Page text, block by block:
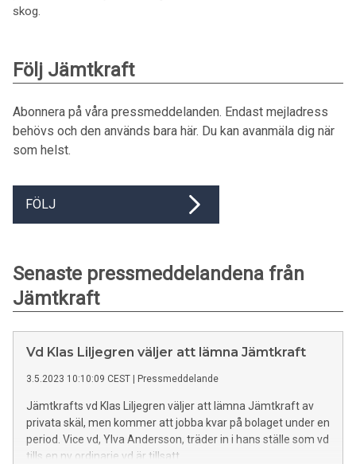
skog.
Följ Jämtkraft
Abonnera på våra pressmeddelanden. Endast mejladress
behövs och den används bara här. Du kan avanmäla dig när
som helst.
FÖLJ
Senaste pressmeddelandena från
Jämtkraft
Vd Klas Liljegren väljer att lämna Jämtkraft
3.5.2023 10:10:09 CEST Pressmeddelande
Jämtkrafts vd Klas Liljegren väljer att lämna Jämtkraft av
privata skäl, men kommer att jobba kvar på bolaget under en
period. Vice vd, Ylva Andersson, träder in i hans ställe som vd
tills en ny ordinarie vd är tillsatt.